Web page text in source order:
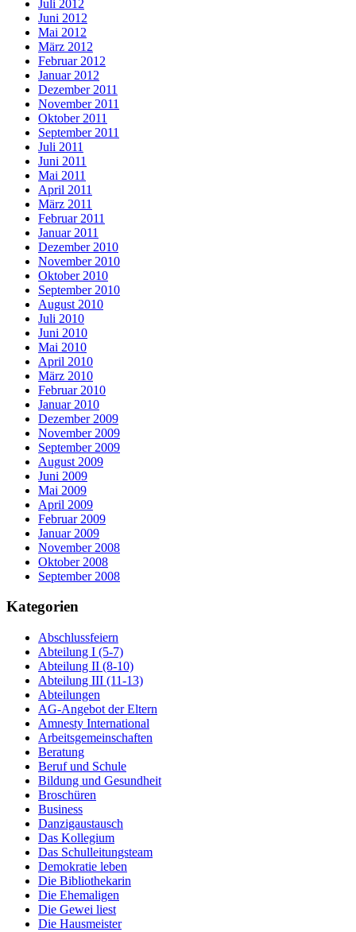
Juli 2012
Juni 2012
Mai 2012
März 2012
Februar 2012
Januar 2012
Dezember 2011
November 2011
Oktober 2011
September 2011
Juli 2011
Juni 2011
Mai 2011
April 2011
März 2011
Februar 2011
Januar 2011
Dezember 2010
November 2010
Oktober 2010
September 2010
August 2010
Juli 2010
Juni 2010
Mai 2010
April 2010
März 2010
Februar 2010
Januar 2010
Dezember 2009
November 2009
September 2009
August 2009
Juni 2009
Mai 2009
April 2009
Februar 2009
Januar 2009
November 2008
Oktober 2008
September 2008
Kategorien
Abschlussfeiern
Abteilung I (5-7)
Abteilung II (8-10)
Abteilung III (11-13)
Abteilungen
AG-Angebot der Eltern
Amnesty International
Arbeitsgemeinschaften
Beratung
Beruf und Schule
Bildung und Gesundheit
Broschüren
Business
Danzigaustausch
Das Kollegium
Das Schulleitungsteam
Demokratie leben
Die Bibliothekarin
Die Ehemaligen
Die Gewei liest
Die Hausmeister